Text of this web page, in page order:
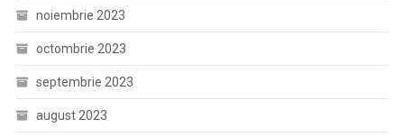
noiembrie 2023
octombrie 2023
septembrie 2023
august 2023